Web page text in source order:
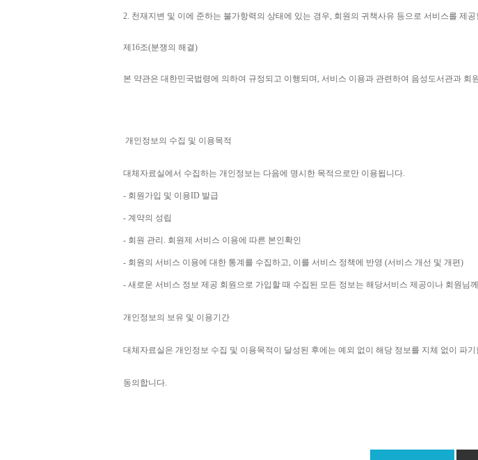
2. 천재지변 및 이에 준하는 불가항력의 상태에 있는 경우, 회원의 귀책사유 등으로 서비스를 제
제 16조(분쟁의 해결)
본 약관은 대한민국법령에 의하여 규정되고 이행되며, 서비스 이용과 관련하여 음성도서관과 회
개인정보의 수집 및 이용목적
대체자료실에서 수집하는 개인정보는 다음에 명시한 목적으로만 이용됩니다.
- 회원가입 및 이용ID 발급
- 계약의 성립
- 회원 관리 . 회원제 서비스 이용에 따른 본인확인
- 회원의 서비스 이용에 대한 통계를 수집하고, 이를 서비스 정책에 반영 (서비스 개선 및 개편)
- 새로운 서비스 정보 제공 회원으로 가입할 때 수집된 모든 정보는 해당서비스 제공이나 회원
개인정보의 보유 및 이용기간
대체자료실은 개인정보 수집 및 이용목적이 달성된 후에는 예외 없이 해당 정보를 지체 없이 파기
동의합니다.